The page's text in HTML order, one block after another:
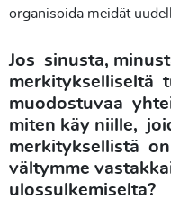
organisoida meidät
Jos sinusta,
merkitykselliseltä
muodostuvaa
miten käy niille,
merkityksellistä
vältymme
ulossulkemiselta?